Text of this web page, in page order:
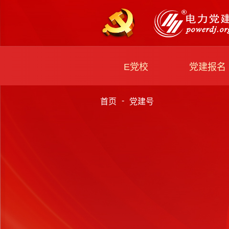
E党校 党建报名
首页 - 党建号